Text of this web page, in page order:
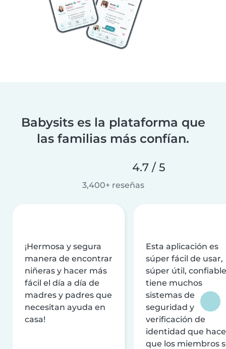
Babysits es la plataforma que
las familias más confían.
4.7 / 5
3,400+ reseñas
¡Hermosa y segura
manera de encontrar
niñeras y hacer más
fácil el día a día de
madres y padres que
necesitan ayuda en
casa!
Esta aplicación es
súper fácil de usar,
súper útil,
tiene muchos
sistemas de
seguridad y
verificación de
identidad que
que los miembros